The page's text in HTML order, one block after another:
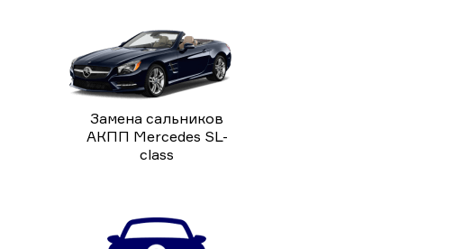
Замена сальников
АКПП Mercedes SL-
class